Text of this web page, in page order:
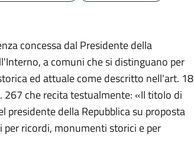
concessa dal Presidente della
a comuni che si distinguano per
ed attuale come descritto nell'art. 18
che recita testualmente: «Il titolo di
presidente della Repubblica su proposta
ricordi, monumenti storici e per